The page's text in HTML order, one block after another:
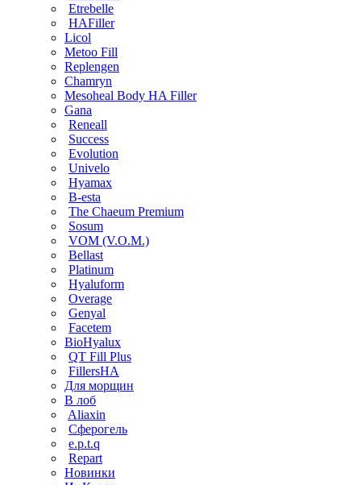
Etrebelle
HAFiller
Licol
Metoo Fill
Replengen
Chamryn
Mesoheal Body HA Filler
Gana
Reneall
Success
Evolution
Univelo
Hyamax
B-esta
The Chaeum Premium
Sosum
VOM (V.O.M.)
Bellast
Platinum
Hyaluform
Overage
Genyal
Facetem
BioHyalux
QT Fill Plus
FillersHA
Для морщин
В лоб
Aliaxin
Сферогель
e.p.t.q
Repart
Новинки